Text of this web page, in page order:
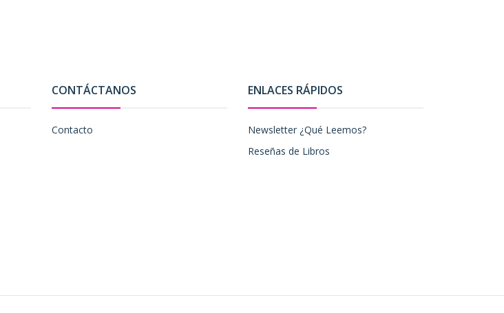
CONTÁCTANOS
Contacto
ENLACES RÁPIDOS
Newsletter ¿Qué Leemos?
Reseñas de Libros